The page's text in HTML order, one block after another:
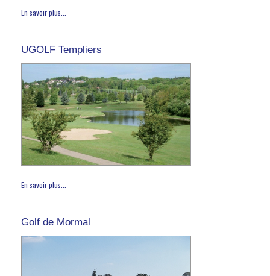
En savoir plus...
UGOLF Templiers
En savoir plus...
Golf de Mormal